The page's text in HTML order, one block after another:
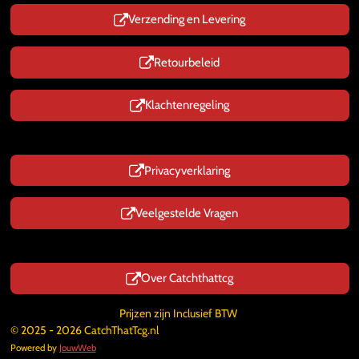
Verzending en Levering
Retourbeleid
Klachtenregeling
Privacyverklaring
Veelgestelde Vragen
Over Catchthattcg
Prijzen zijn Inclusief BTW
© 2025 - 2026 CatchThatTcg.nl
Powered by JouwWeb